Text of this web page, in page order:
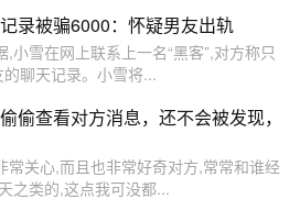
录被骗6000：怀疑男友出轨
小雪在网上联系上一名“黑客”,对方称只
聊天记录。小雪将...
偷查看对方消息，还不会被发现，
常关心,而且也非常好奇对方,常常和谁经
之类的,这点我可没都...